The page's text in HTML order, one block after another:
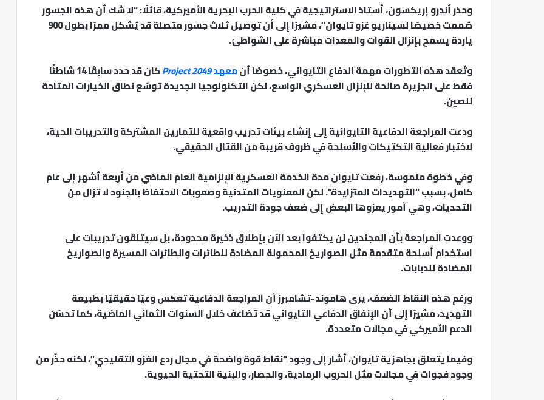
وحذر أندرو إريكسون، أستاذ الاستراتيجية في كلية الحرب البحرية الأميركية، قائلًا: “لا شك أن هذه الجسور
صُممت خصيصًا لسيناريو غزو تايوان”، مشيرًا إلى أن توصيل ثلاث جسور متصلة قد يُشكل ممرًا بطول 900
ياردة يسمح بإنزال القوات والمعدات مباشرة على الشواطئ.
وتُعقد هذه التطورات مهمة الدفاع التايواني، خصوصًا أنمعهدProject 2049
كان قد حدد سابقًا 14 شاطئًا
فقط على الجزيرة صالحة للإنزال العسكري الواسع، لكن التكنولوجيا الجديدة توسّع نطاق الخيارات المتاحة
للصين.
ودعت المراجعة الدفاعية التايوانية إلى إنشاء بيئات تدريب واقعية للتمارين المشتركة والتدريبات الحية،
لاختبار فعالية التكتيكات والأسلحة في ظروف قريبة من القتال الحقيقي.
وفي خطوة ملموسة، رفعت تايوان مدة الخدمة العسكرية الإلزامية العام الماضي من أربعة أشهر إلى عام
كامل، بسبب “التهديدات المتزايدة”. لكن المعنويات المتدنية وصعوبات الاحتفاظ بالجنود لا تزال من
التحديات، وهي أمور يعزوها البعض إلى ضعف جودة التدريب.
ووعدت المراجعة بأن المجندين لن يكتفوا بعد الآن بإطلاق ذخيرة محدودة، بل سيتلقون تدريبات على
استخدام أسلحة متقدمة مثل الصواريخ المحمولة المضادة للطائرات والطائرات المسيرة والصواريخ
المضادة للدبابات.
ورغم هذه النقاط الضعف، يرى هاموند-تشامبرز أن المراجعة الدفاعية تعكس وعيًا حقيقيًا بطبيعة
التهديد، مشيرًا إلى أن الإنفاق الدفاعي التايواني قد تضاعف خلال السنوات الثماني الماضية، كما تحسّن
الدعم الأميركي في مجالات متعددة.
وفيما يتعلق بجاهزية تايوان، أشار إلى وجود “نقاط قوة واضحة في مجال ردع الغزو التقليدي”، لكنه حذّر من
وجود فجوات في مجالات مثل الحروب الرمادية، والحصار، والبنية التحتية الحيوية.